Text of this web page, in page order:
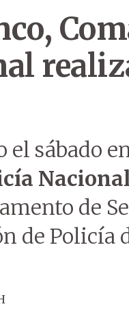
el sábado
de
de Policía